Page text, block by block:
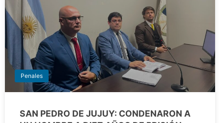
Penales
SAN PEDRO DE JUJUY: CONDENARON A